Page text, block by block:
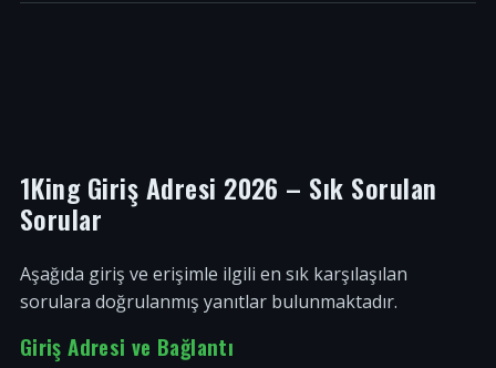
1King Giriş Adresi 2026 – Sık Sorulan
Sorular
Aşağıda giriş ve erişimle ilgili en sık karşılaşılan
sorulara doğrulanmış yanıtlar bulunmaktadır.
Giriş Adresi ve Bağlantı